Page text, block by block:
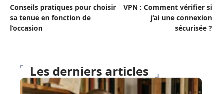
Conseils pratiques pour choisir
sa tenue en fonction de
l’occasion
VPN : Comment vérifier si
j’ai une connexion
sécurisée ?
Les derniers articles